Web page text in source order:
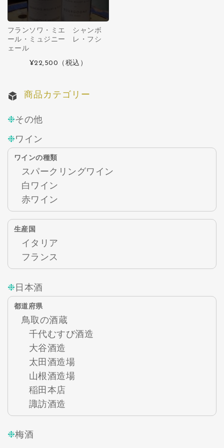
フランソワ・ミエ シャンボ
ール・ミュジニー レ・フシ
ェール
¥22,500 （税込）
商品カテゴリー
その他
ワイン
ワインの種類
スパークリングワイン
白ワイン
赤ワイン
生産国
イタリア
フランス
日本酒
都道府県
鳥取の酒蔵
千代むすび酒造
大谷酒造
太田酒造場
山根酒造場
稲田本店
諏訪酒造
梅酒